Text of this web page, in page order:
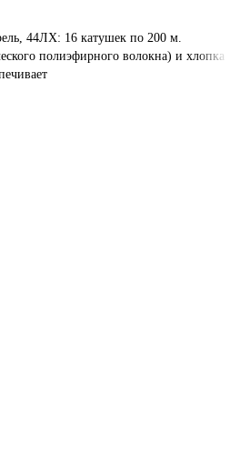
44ЛХ: 16 катушек по 200 м.
полиэфирного волокна) и хлопка